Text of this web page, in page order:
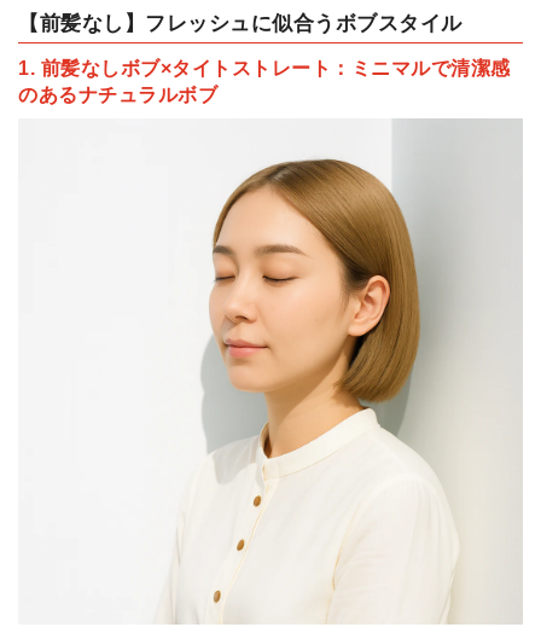
【前髪なし】フレッシュに似合うボブスタイル
1. 前髪なしボブ×タイトストレート：ミニマルで清潔感
のあるナチュラルボブ